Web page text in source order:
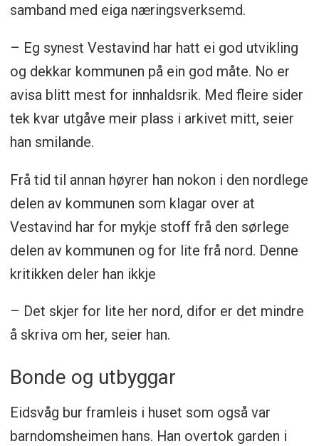
samband med eiga næringsverksemd.
– Eg synest Vestavind har hatt ei god utvikling
og dekkar kommunen på ein god måte. No er
avisa blitt mest for innhaldsrik. Med fleire sider
tek kvar utgåve meir plass i arkivet mitt, seier
han smilande.
Frå tid til annan høyrer han nokon i den nordlege
delen av kommunen som klagar over at
Vestavind har for mykje stoff frå den sørlege
delen av kommunen og for lite frå nord. Denne
kritikken deler han ikkje
– Det skjer for lite her nord, difor er det mindre
å skriva om her, seier han.
Bonde og utbyggar
Eidsvåg bur framleis i huset som også var
barndomsheimen hans. Han overtok garden i